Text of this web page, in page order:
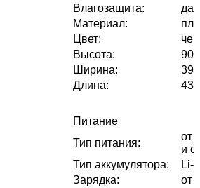
Влагозащита:
да
Материал:
Цвет:
Высота:
Ширина:
Длина:
Питание
Тип питания:
от
и
Тип аккумулятора:
Li-
Зарядка:
от